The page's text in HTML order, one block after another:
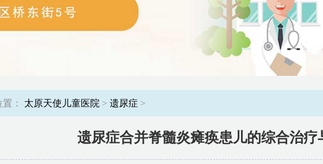
： 太原天使儿童医院 > 遗尿症 >
遗尿症合并脊髓炎瘫痪患儿的综合治疗